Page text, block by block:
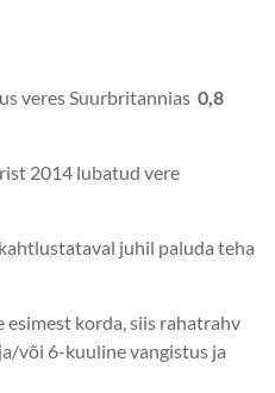
veres Suurbritannias0,8
2014 lubatud vere
juhil paluda teha
korda, siis rahatrahv
või 6-kuuline vangistus ja